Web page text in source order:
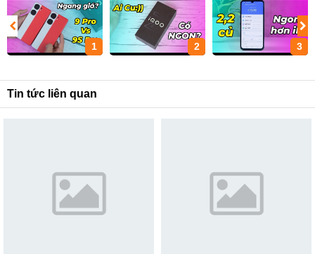
1 2 3
Tin tức liên quan